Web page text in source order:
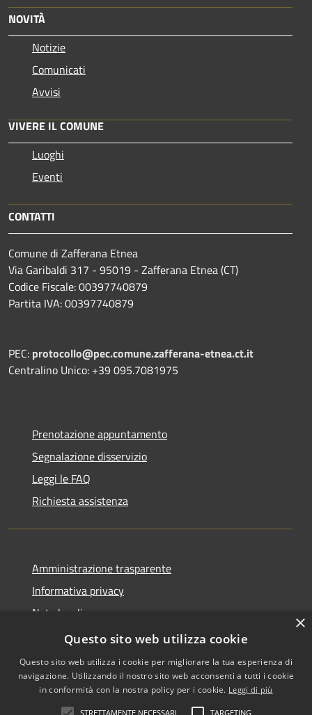
NOVITÀ
Notizie
Comunicati
Avvisi
VIVERE IL COMUNE
Luoghi
Eventi
CONTATTI
Comune di Zafferana Etnea
Via Garibaldi 317 - 95019 - Zafferana Etnea (CT)
Codice Fiscale: 00397740879
Partita IVA: 00397740879
PEC: protocollo@pec.comune.zafferana-etnea.ct.it
Centralino Unico: +39 095.7081975
Prenotazione appuntamento
Segnalazione disservizio
Leggi le FAQ
Richiesta assistenza
Amministrazione trasparente
Informativa privacy
Note legali
Dichiarazione di accessibilità
Copyright © 2026 • Comune di
×
Questo sito web utilizza cookie
Questo sito web utilizza i cookie per migliorare la tua esperienza di
navigazione. Utilizzando il nostro sito web acconsenti a tutti i cookie
in conformità con la nostra policy per i cookie. Leggi di più
STRETTAMENTE NECESSARI TARGETING